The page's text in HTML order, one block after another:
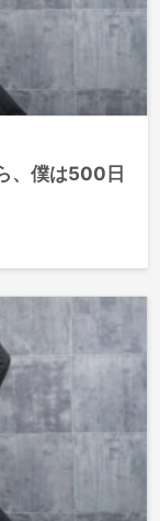
、僕は500日